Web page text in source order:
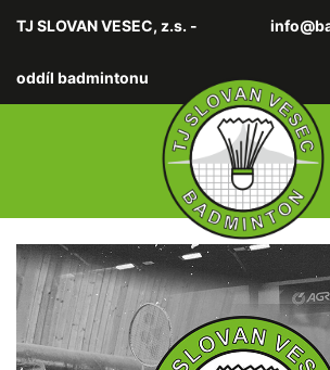
TJ SLOVAN VESEC, z.s. -
oddíl badmintonu